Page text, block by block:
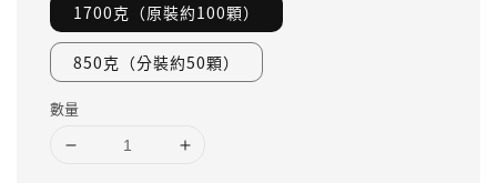
1700克（原裝約100顆）
850克（分裝約50顆）
數量